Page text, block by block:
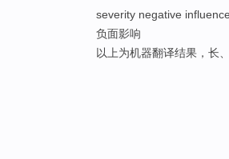
severity negative influence
负面影响
以上为机器翻译结果，长